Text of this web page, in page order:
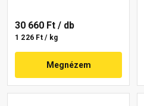
30 660 Ft / db
1 226 Ft / kg
Megnézem